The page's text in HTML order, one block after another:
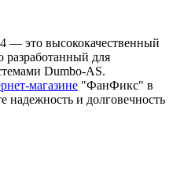
— это высококачественный
разработанный для
Dumbo-AS.
магазине "ФанФикс" в
надежность и долговечность